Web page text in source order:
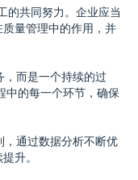
的共同努力。企业应当
量管理中的作用，并
而是一个持续的过
中的每一个环节，确保
通过数据分析不断优
升。